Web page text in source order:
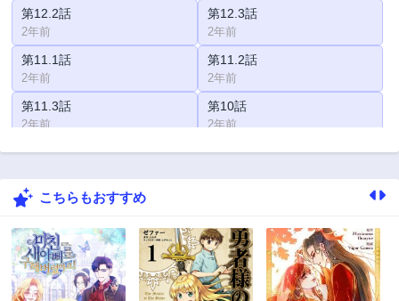
第12.2話
2年前
第12.3話
2年前
第11.1話
2年前
第11.2話
2年前
第11.3話
2年前
第10話
2年前
第10.5話 第9話
第9.2話
第8.2話
2年前
第7話
2年前
第7.2話 第7.3話
こちらもおすすめ